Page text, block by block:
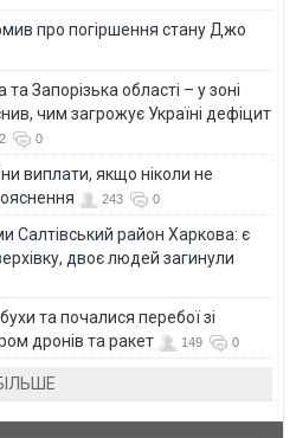
про погіршення стану Джо
Запорізька області – у зоні
чим загрожує Україні дефіцит
0
виплати, якщо ніколи не
243 0
Салтівський район Харкова: є
двоє людей загинули
та почалися перебої зі
дронів та ракет
149 0